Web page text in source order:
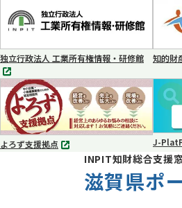
ブ
で
く
独立行政法人 工業所有権情報・研修館
別
タ
ブ
で
知的財
よろず支援拠点
別
J-
INPIT知財総合支援
滋賀県ポ